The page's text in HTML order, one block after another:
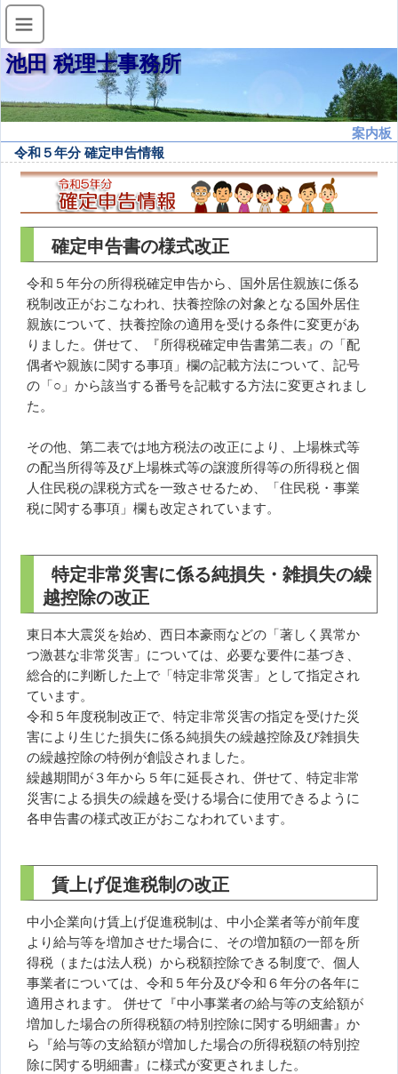
池田 税理士事務所
案内板
令和５年分 確定申告情報
確定申告書の様式改正
令和５年分の所得税確定申告から、国外居住親族に係る
税制改正がおこなわれ、扶養控除の対象となる国外居住
親族について、扶養控除の適用を受ける条件に変更があ
りました。併せて、『所得税確定申告書第二表』の「配
偶者や親族に関する事項」欄の記載方法について、記号
の「○」から該当する番号を記載する方法に変更されまし
た。
その他、第二表では地方税法の改正により、上場株式等
の配当所得等及び上場株式等の譲渡所得等の所得税と個
人住民税の課税方式を一致させるため、「住民税・事業
税に関する事項」欄も改定されています。
特定非常災害に係る純損失・雑損失の繰
越控除の改正
東日本大震災を始め、西日本豪雨などの「著しく異常か
つ激甚な非常災害」については、必要な要件に基づき、
総合的に判断した上で「特定非常災害」として指定され
ています。
令和５年度税制改正で、特定非常災害の指定を受けた災
害により生じた損失に係る純損失の繰越控除及び雑損失
の繰越控除の特例が創設されました。
繰越期間が３年から５年に延長され、併せて、特定非常
災害による損失の繰越を受ける場合に使用できるように
各申告書の様式改正がおこなわれています。
賃上げ促進税制の改正
中小企業向け賃上げ促進税制は、中小企業者等が前年度
より給与等を増加させた場合に、その増加額の一部を所
得税（または法人税）から税額控除できる制度で、個人
事業者については、令和５年分及び令和６年分の各年に
適用されます。 併せて『中小事業者の給与等の支給額が
増加した場合の所得税額の特別控除に関する明細書』か
ら『給与等の支給額が増加した場合の所得税額の特別控
除に関する明細書』に様式が変更されました。